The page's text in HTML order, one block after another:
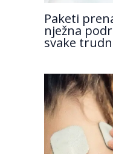
Paketi
nježna
svake